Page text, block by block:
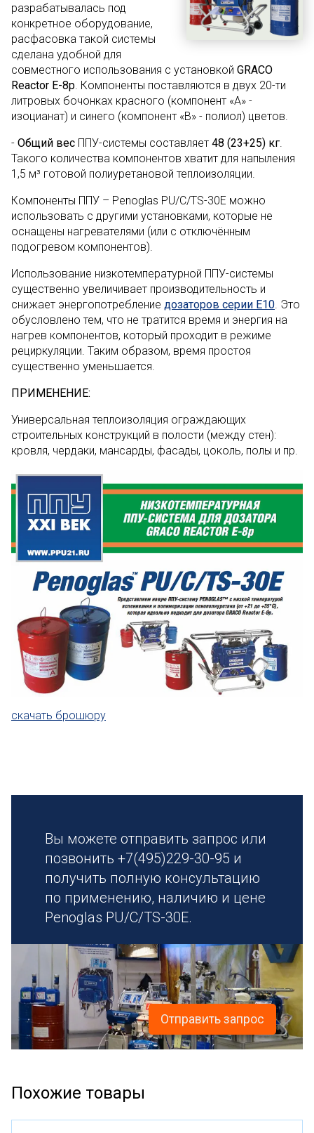
разрабатывалась под
конкретное оборудование,
расфасовка такой системы
сделана удобной для
совместного использования с установкой GRACO
Reactor E-8p. Компоненты поставляются в двух 20-ти
литровых бочонках красного (компонент «А» -
изоцианат) и синего (компонент «B» - полиол) цветов.
- Общий вес ППУ-системы составляет 48 (23+25) кг.
Такого количества компонентов хватит для напыления
1,5 м³ готовой полиуретановой теплоизоляции.
Компоненты ППУ – Penoglas PU/C/TS-30E можно
использовать с другими установками, которые не
оснащены нагревателями (или с отключённым
подогревом компонентов).
Использование низкотемпературной ППУ-системы
существенно увеличивает производительность и
снижает энергопотребление дозаторов серии E10. Это
обусловлено тем, что не тратится время и энергия на
нагрев компонентов, который проходит в режиме
рециркуляции. Таким образом, время простоя
существенно уменьшается.
ПРИМЕНЕНИЕ:
Универсальная теплоизоляция ограждающих
строительных конструкций в полости (между стен):
кровля, чердаки, мансарды, фасады, цоколь, полы и пр.
скачать брошюру
Вы можете отправить запрос или
позвонить +7(495)229-30-95 и
получить полную консультацию
по применению, наличию и цене
Penoglas PU/C/TS-30E.
Отправить запрос
Похожие товары